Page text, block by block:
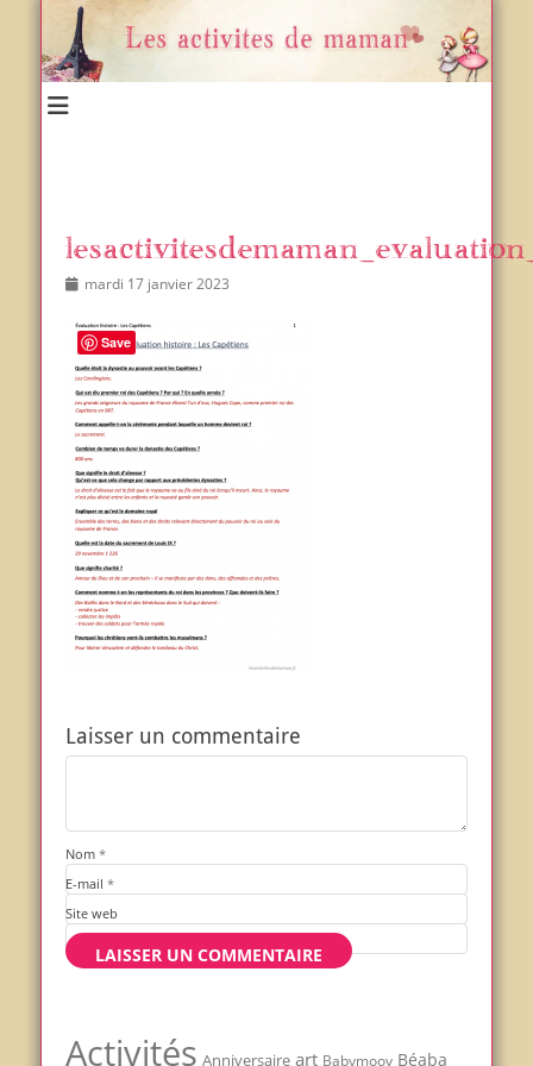
Postedmardi 17 janvier 2023
Laisser un commentaire
Nom *
E-mail *
Site web
Activités Anniversaire art Babymoov Béaba
Save